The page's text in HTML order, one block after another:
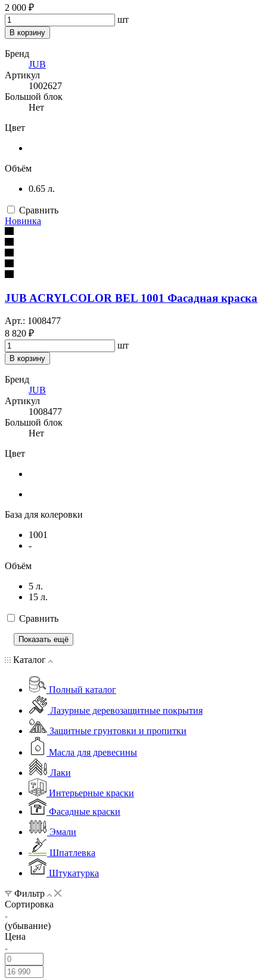
2 000 ₽
шт
В корзину
Бренд
JUB
Артикул
1002627
Большой блок
Нет
Цвет
Объём
0.65 л.
Сравнить
Новинка
JUB ACRYLCOLOR BEL 1001 Фасадная краска
Арт.: 1008477
8 820 ₽
шт
В корзину
Бренд
JUB
Артикул
1008477
Большой блок
Нет
Цвет
База для колеровки
1001
-
Объём
5 л.
15 л.
Сравнить
Показать ещё
Каталог
Полный каталог
Лазурные деревозащитные покрытия
Защитные грунтовки и пропитки
Масла для древесины
Лаки
Интерьерные краски
Фасадные краски
Эмали
Шпатлевка
Штукатурка
Фильтр
Сортировка
(убывание)
Цена